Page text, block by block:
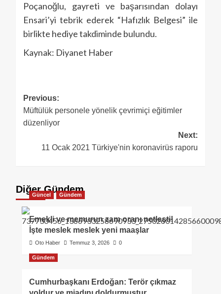
Poçanoğlu, gayreti ve başarısından dolayı
Ensari’yi tebrik ederek “Hafızlık Belgesi” ile
birlikte hediye takdiminde bulundu.
Kaynak: Diyanet Haber
Previous:
Müftülük personele yönelik çevrimiçi eğitimler
düzenliyor
Next:
11 Ocak 2021 Türkiye'nin koronavirüs raporu
Diğer Gündem
Güncel Gündem
Emekli ve memurun zam oranı netleşti!
İşte meslek meslek yeni maaşlar
Oto Haber Temmuz 3, 2026 0
Gündem
Cumhurbaşkanı Erdoğan: Terör çıkmaz